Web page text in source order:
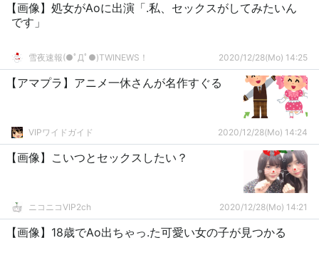
【画像】処女がAoに出演「.私、セックスがしてみたいん
です」
雪夜速報(●ﾟДﾟ●)TWINEWS！ 2020/12/28(Mo) 14:25
【アマプラ】アニメ一休さんが名作すぐる
VIPワイドガイド 2020/12/28(Mo) 14:24
【画像】こいつとセックスしたい？
ニコニコVIP2ch 2020/12/28(Mo) 14:21
【画像】18歳でAo出ちゃっ.た可愛い女の子が見つかる